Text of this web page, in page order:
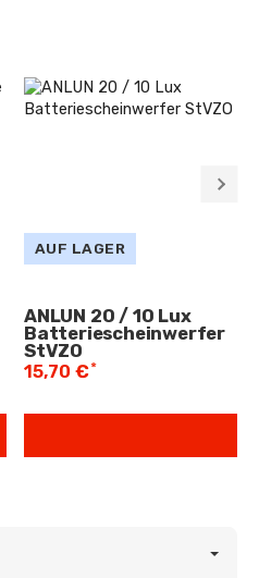
AUF LAGER
ANLUN 20 / 10 Lux
Batteriescheinwerfer
StVZO
15,70 €*